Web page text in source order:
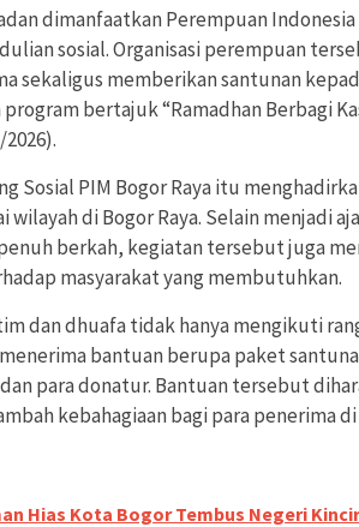
dimanfaatkan Perempuan Indonesia
sosial. Organisasi perempuan
sekaligus memberikan santunan
bertajuk “Ramadhan Berbagi
Sosial PIM Bogor Raya itu
di Bogor Raya. Selain menjadi
berkah, kegiatan tersebut juga
masyarakat yang membutuhkan.
dan dhuafa tidak hanya mengikuti
bantuan berupa paket
para donatur. Bantuan tersebut
kebahagiaan bagi para penerima
Hias Kota Bogor Tembus Negeri Kincir